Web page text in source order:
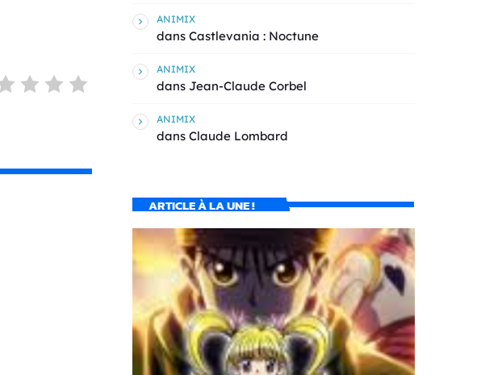
ANIMIX
dans Castlevania : Noctune
ANIMIX
dans Jean-Claude Corbel
ANIMIX
dans Claude Lombard
ARTICLE À LA UNE !